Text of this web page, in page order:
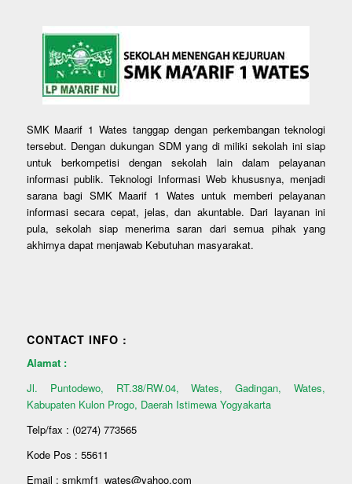
SMK Maarif 1 Wates tanggap dengan perkembangan teknologi
tersebut. Dengan dukungan SDM yang di miliki sekolah ini siap
untuk berkompetisi dengan sekolah lain dalam pelayanan
informasi publik. Teknologi Informasi Web khususnya, menjadi
sarana bagi SMK Maarif 1 Wates untuk memberi pelayanan
informasi secara cepat, jelas, dan akuntable. Dari layanan ini
pula, sekolah siap menerima saran dari semua pihak yang
akhirnya dapat menjawab Kebutuhan masyarakat.
CONTACT INFO :
Alamat :
Jl. Puntodewo, RT.38/RW.04, Wates, Gadingan, Wates,
Kabupaten Kulon Progo, Daerah Istimewa Yogyakarta
Telp/fax : (0274) 773565
Kode Pos : 55611
Email : smkmf1_wates@yahoo.com